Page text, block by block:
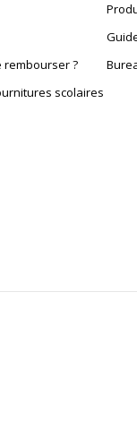
rembourser ?
scolaires